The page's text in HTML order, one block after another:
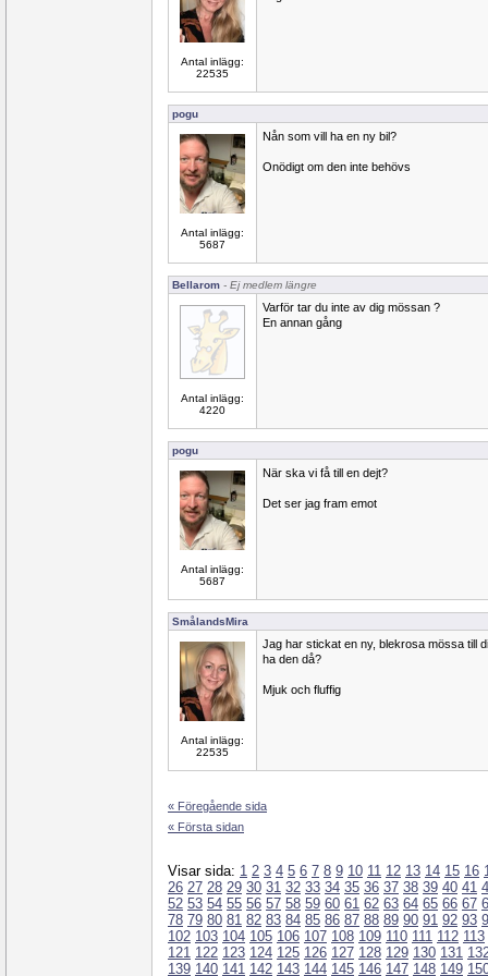
Antal inlägg:
22535
pogu
Antal inlägg:
5687
Nån som vill ha en ny bil?
Onödigt om den inte behövs
Bellarom - Ej medlem längre
Antal inlägg:
4220
Varför tar du inte av dig mössan ?
En annan gång
pogu
Antal inlägg:
5687
När ska vi få till en dejt?
Det ser jag fram emot
SmålandsMira
Antal inlägg:
22535
Jag har stickat en ny, blekrosa mössa till
ha den då?
Mjuk och fluffig
« Föregående sida
« Första sidan
Visar sida: 1 2 3 4 5 6 7 8 9 10 11 12 13 14 15 16
26 27 28 29 30 31 32 33 34 35 36 37 38 39 40 41
52 53 54 55 56 57 58 59 60 61 62 63 64 65 66 67
78 79 80 81 82 83 84 85 86 87 88 89 90 91 92 93
102 103 104 105 106 107 108 109 110 111 112 113
121 122 123 124 125 126 127 128 129 130 131
139 140 141 142 143 144 145 146 147 148 149